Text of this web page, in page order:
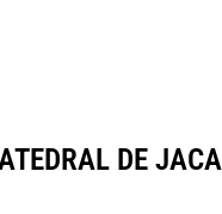
DE JACA